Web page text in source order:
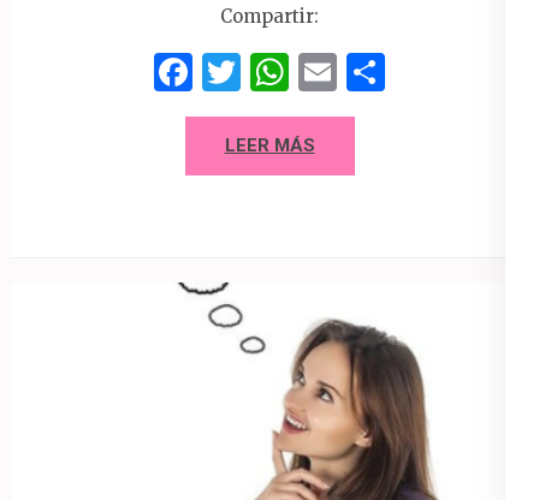
Compartir:
Facebook
Twitter
WhatsApp
Email
LEER MÁS